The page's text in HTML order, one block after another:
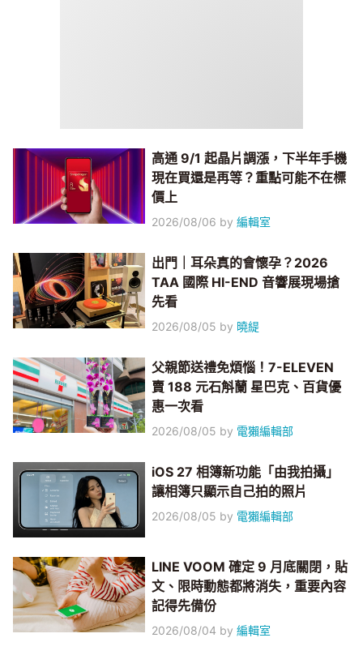
高通 9/1 起晶片調漲，下半年手機
現在買還是再等？重點可能不在標
價上
2026/08/06 by編輯室
出門｜耳朵真的會懷孕？2026
TAA 國際 HI-END 音響展現場搶
先看
2026/08/05 by 曉緹
父親節送禮免煩惱！7-ELEVEN
賣 188 元石斛蘭 星巴克、百貨優
惠一次看
2026/08/05 by 電獺編輯部
iOS 27 相簿新功能「由我拍攝」
讓相簿只顯示自己拍的照片
2026/08/05 by 電獺編輯部
LINE VOOM 確定 9 月底關閉，貼
文、限時動態都將消失，重要內容
記得先備份
2026/08/04 by編輯室